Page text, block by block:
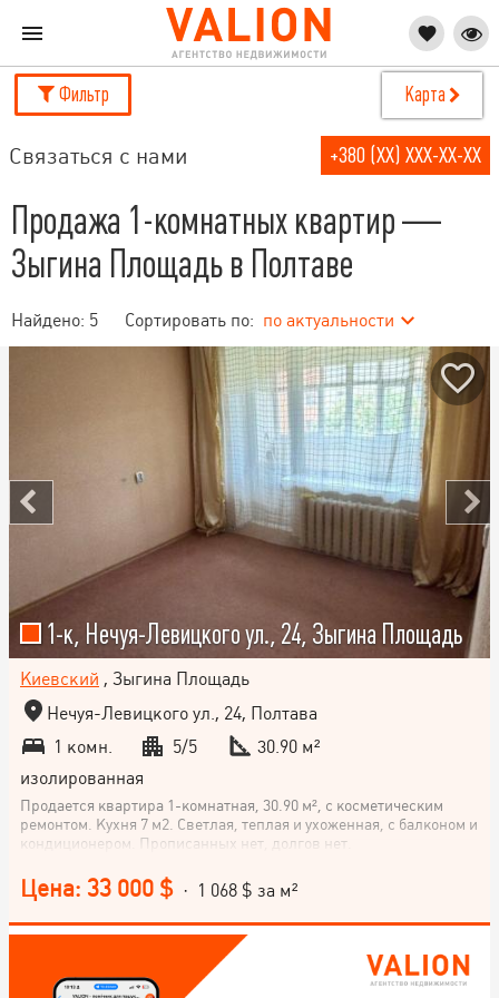
Фильтр Карта
Связаться с нами +380 (XX) XXX-XX-XX
Продажа 1-комнатных квартир —
Зыгина Площадь в Полтаве
Найдено: 5 Сортировать по: по актуальности
1-к, Нечуя-Левицкого ул., 24, Зыгина Площадь
Киевский , Зыгина Площадь
Нечуя-Левицкого ул., 24, Полтава
1 комн.
5/5
30.90 м²
изолированная
Продается квартира 1-комнатная, 30.90 м², с косметическим
ремонтом. Кухня 7 м2. Светлая, теплая и ухоженная, с балконом и
кондиционером. Прописанных нет, долгов нет.
Цена: 33 000 $ · 1 068 $ за м²